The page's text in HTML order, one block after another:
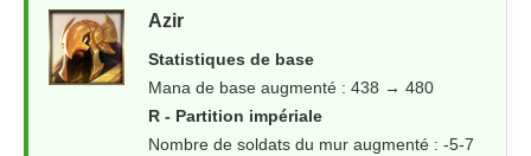
Azir
Statistiques de base
Mana de base augmenté : 438 → 480
R - Partition impériale
Nombre de soldats du mur augmenté : -5-7